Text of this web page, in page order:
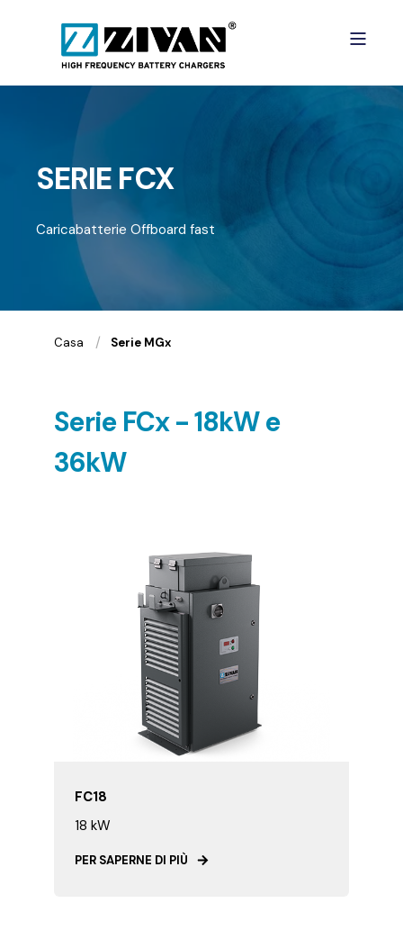
SERIE FCX
Caricabatterie Offboard fast
Casa Serie MGx
Serie FCx - 18kW e
36kW
FC18
18 kW
PER SAPERNE DI PIÙ